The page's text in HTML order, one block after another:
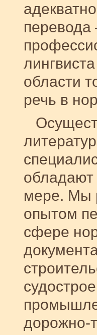
области
речь в
обладают
мере. Мы
опытом
сфере
дорожно-